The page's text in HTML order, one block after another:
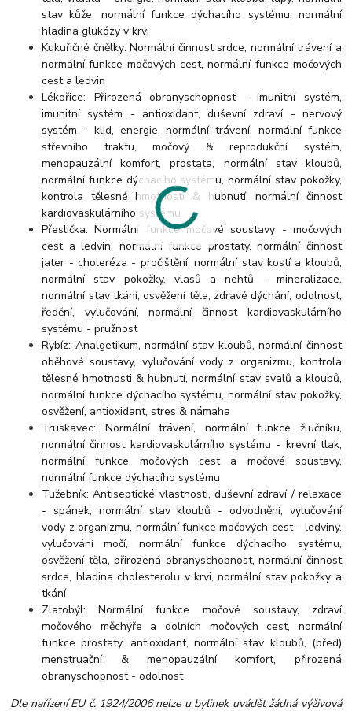
stav kůže, normální funkce dýchacího systému, normální
hladina glukózy v krvi
Kukuřičné čnělky: Normální činnost srdce, normální trávení a
normální funkce močových cest, normální funkce močových
cest a ledvin
Lékořice: Přirozená obranyschopnost - imunitní systém,
imunitní systém - antioxidant, duševní zdraví - nervový
systém - klid, energie, normální trávení, normální funkce
střevního traktu, močový & reprodukční systém,
menopauzální komfort, prostata, normální stav kloubů,
normální funkce dýchacího systému, normální stav pokožky,
kontrola tělesné hmotnosti & hubnutí, normální činnost
kardiovaskulárního systému
Přeslička: Normální funkce močové soustavy - močových
cest a ledvin, normální funkce prostaty, normální činnost
jater - choleréza - pročištění, normální stav kostí a kloubů,
normální stav pokožky, vlasů a nehtů - mineralizace,
normální stav tkání, osvěžení těla, zdravé dýchání, odolnost,
ředění, vylučování, normální činnost kardiovaskulárního
systému - pružnost
Rybíz: Analgetikum, normální stav kloubů, normální činnost
oběhové soustavy, vylučování vody z organizmu, kontrola
tělesné hmotnosti & hubnutí, normální stav svalů a kloubů,
normální funkce dýchacího systému, normální stav pokožky,
osvěžení, antioxidant, stres & námaha
Truskavec: Normální trávení, normální funkce žlučníku,
normální činnost kardiovaskulárního systému - krevní tlak,
normální funkce močových cest a močové soustavy,
normální funkce dýchacího systému
Tužebník: Antiseptické vlastnosti, duševní zdraví / relaxace
- spánek, normální stav kloubů - odvodnění, vylučování
vody z organizmu, normální funkce močových cest - ledviny,
vylučování močí, normální funkce dýchacího systému,
osvěžení těla, přirozená obranyschopnost, normální činnost
srdce, hladina cholesterolu v krvi, normální stav pokožky a
tkání
Zlatobýl: Normální funkce močové soustavy, zdraví
močového měchýře a dolních močových cest, normální
funkce prostaty, antioxidant, normální stav kloubů, (před)
menstruační & menopauzální komfort, přirozená
obranyschopnost - odolnost
Dle nařízení EU č. 1924/2006 nelze u bylinek uvádět žádná výživová